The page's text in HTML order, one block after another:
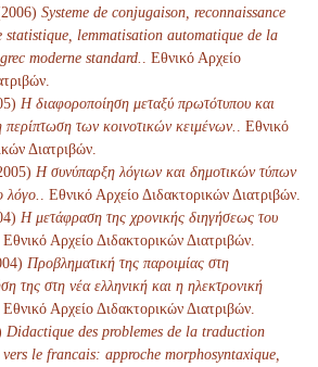
Systeme de conjugaison, reconnaissance
statistique, lemmatisation automatique de la
moderne standard.
. Εθνικό Αρχείο
Η διαφοροποίηση μεταξύ πρωτότυπου και
των κοινοτικών κειμένων.
. Εθνικό
Διατριβών.
Η συνύπαρξη λόγιων και δημοτικών τύπων
λόγο.
. Εθνικό Αρχείο Διδακτορικών Διατριβών.
Η μετάφραση της χρονικής διηγήσεως του
. Εθνικό Αρχείο Διδακτορικών Διατριβών.
Προβληματική της παροιμίας στη
της στη νέα ελληνική και η ηλεκτρονική
. Εθνικό Αρχείο Διδακτορικών Διατριβών.
Didactique des problemes de la traduction
le francais: approche morphosyntaxique,